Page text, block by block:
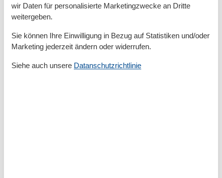
Küche
Gefrierfach
Kaffeemaschine
Kochutensilien
Küche
Kühlschrank
Microwelle
wir Daten für personalisierte Marketingzwecke an Dritte
weitergeben.
Sie können Ihre Einwilligung in Bezug auf Statistiken und/oder
Marketing jederzeit ändern oder widerrufen.
Siehe auch unsere Datanschutzrichtlinie